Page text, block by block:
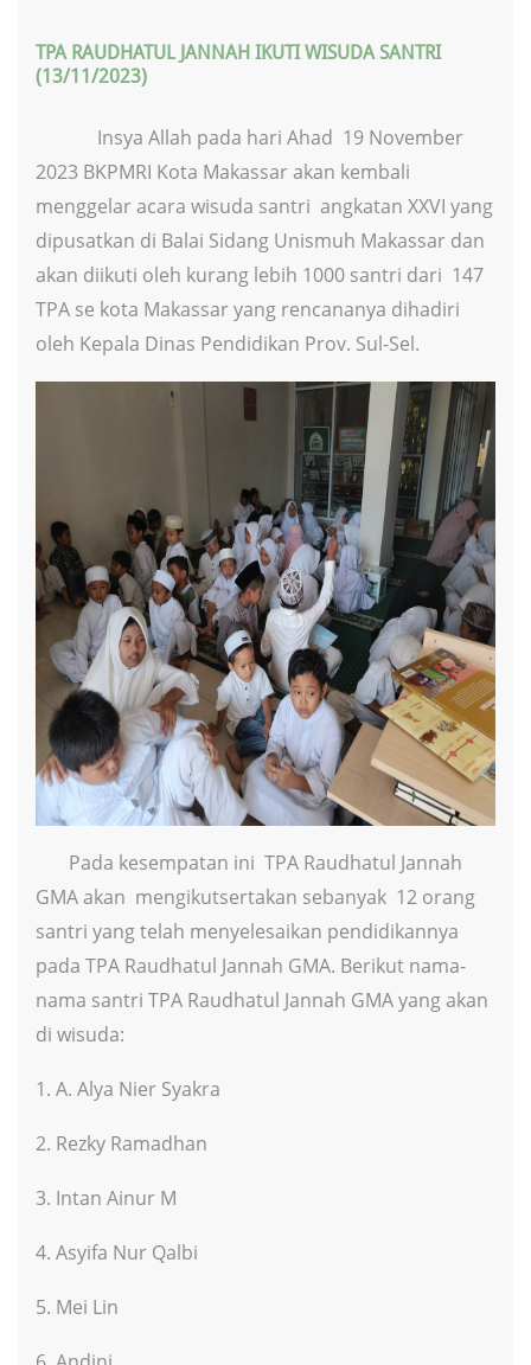
TPA RAUDHATUL JANNAH IKUTI WISUDA SANTRI
(13/11/2023)
Insya Allah pada hari Ahad 19 November
2023 BKPMRI Kota Makassar akan kembali
menggelar acara wisuda santri angkatan XXVI yang
dipusatkan di Balai Sidang Unismuh Makassar dan
akan diikuti oleh kurang lebih 1000 santri dari 147
TPA se kota Makassar yang rencananya dihadiri
oleh Kepala Dinas Pendidikan Prov. Sul-Sel.
Pada kesempatan ini TPA Raudhatul Jannah
GMA akan mengikutsertakan sebanyak 12 orang
santri yang telah menyelesaikan pendidikannya
pada TPA Raudhatul Jannah GMA. Berikut nama-
nama santri TPA Raudhatul Jannah GMA yang akan
di wisuda:
1. A. Alya Nier Syakra
2. Rezky Ramadhan
3. Intan Ainur M
4. Asyifa Nur Qalbi
5. Mei Lin